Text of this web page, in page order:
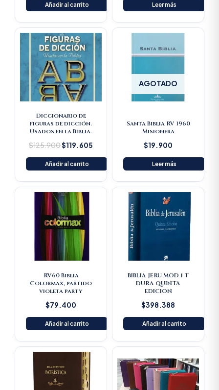
Añadir al carrito Leer más
Diccionario de
figuras de dicción.
Usados en la Biblia.
$125.900
Original
price
was:
$125.900.
$119.605
Current
price
Añadir al carrito
AGOTADO
Santa Biblia RV 1960
Misionera
$19.900
Leer más
RV60 Biblia
Colormax, partido
violeta party
$79.400
Añadir al carrito
BIBLIA JERU MOD 1 T
DURA QUINTA
EDICION
$398.388
Añadir al carrito